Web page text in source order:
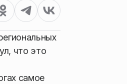
что это
самое